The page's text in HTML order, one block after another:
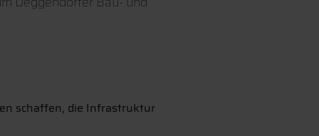
schaffen, die Infrastruktur